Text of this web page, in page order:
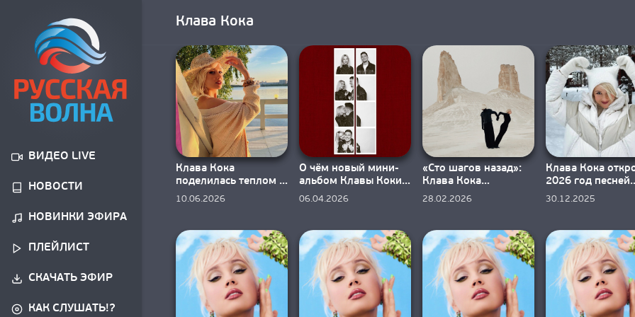
ВИДЕО LIVE
НОВОСТИ
НОВИНКИ ЭФИРА
ПЛЕЙЛИСТ
СКАЧАТЬ ЭФИР
КАК СЛУШАТЬ!?
Клава Кока
Клава Кока
поделилась теплом в
новинке
10.06.2026
О чём новый мини-
альбом Клавы Коки
«Как я люблю тебя»?
06.04.2026
«Сто шагов назад»:
Клава Кока
выпустила песню и
28.02.2026
Клава Кока
2026 год песней
«Тысяча зим»
30.12.2025